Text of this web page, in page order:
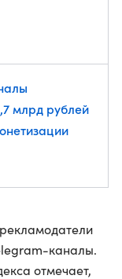
млрд рублей
каналы.
отмечает,